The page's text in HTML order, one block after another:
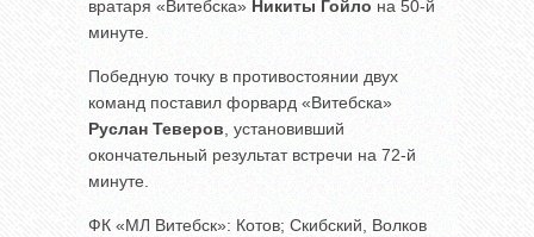
вратаря «Витебска» Никиты Гойло на 50-й
минуте.
Победную точку в противостоянии двух
команд поставил форвард «Витебска»
Руслан Теверов , установивший
окончательный результат встречи на 72-й
минуте.
ФК «МЛ Витебск»: Котов; Скибский, Волков